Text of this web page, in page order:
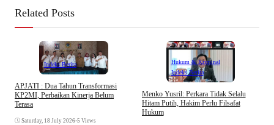
Related Posts
Indeks Berita
APJATI : Dua Tahun Transformasi
KP2MI, Perbaikan Kinerja Belum
Terasa
Saturday, 18 July 2026•5 Views
Hukum & Kriminal
Indeks Berita
Menko Yusril: Perkara Tidak Selalu
Hitam Putih, Hakim Perlu Filsafat
Hukum